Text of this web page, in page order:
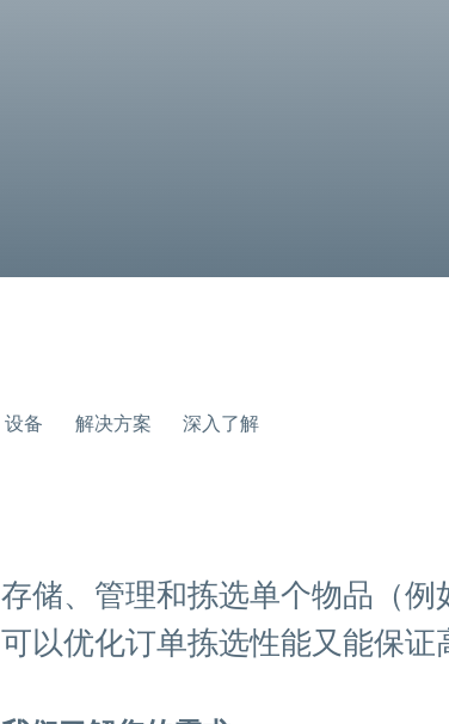
设备 解决方案 深入了解
存储、管理和拣选单个物品（
可以优化订单拣选性能又能保